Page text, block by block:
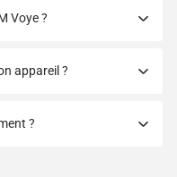
Voye ?
appareil ?
?